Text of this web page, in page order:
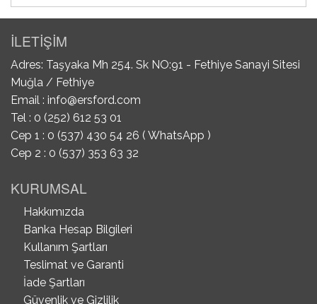
İLETİŞİM
Adres: Taşyaka Mh 254. Sk NO:91 - Fethiye Sanayi Sitesi
Muğla / Fethiye
Email : info@ersford.com
Tel : 0 (252) 612 53 01
Cep 1 : 0 (537) 430 54 26 ( WhatsApp )
Cep 2 : 0 (537) 353 63 32
KURUMSAL
Hakkımızda
Banka Hesap Bilgileri
Kullanım Şartları
Teslimat ve Garanti
İade Şartları
Güvenlik ve Gizlilik